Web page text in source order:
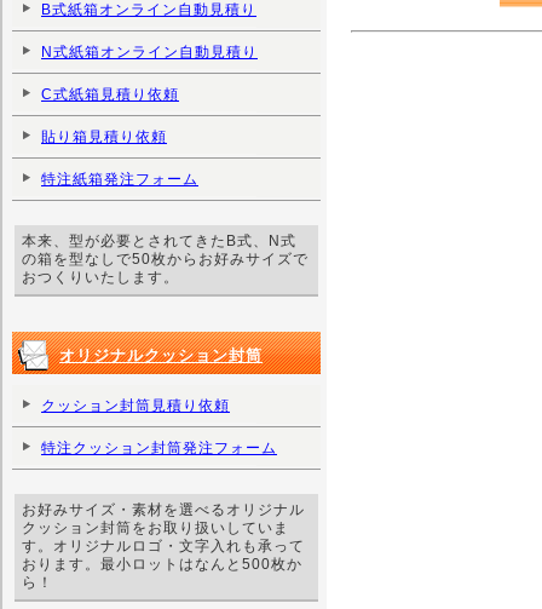
B式紙箱オンライン自動見積り
N式紙箱オンライン自動見積り
C式紙箱見積り依頼
貼り箱見積り依頼
特注紙箱発注フォーム
本来、型が必要とされてきたB式、N式
の箱を型なしで50枚からお好みサイズで
おつくりいたします。
オリジナルクッション封筒
クッション封筒見積り依頼
特注クッション封筒発注フォーム
お好みサイズ・素材を選べるオリジナル
クッション封筒をお取り扱いしていま
す。オリジナルロゴ・文字入れも承って
おります。最小ロットはなんと500枚か
ら！